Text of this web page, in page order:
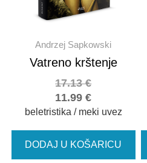
Andrzej Sapkowski
Vatreno krštenje
11.99€
17.13€
beletristika / meki uvez
DODAJ U KOŠARICU